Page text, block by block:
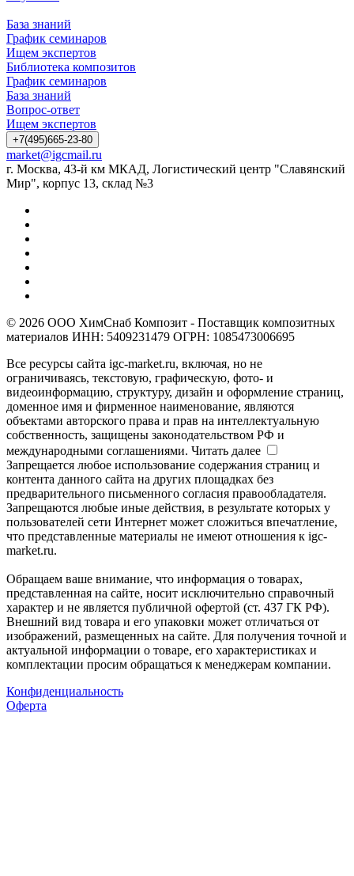
База знаний
График семинаров
Ищем экспертов
Библиотека композитов
График семинаров
База знаний
Вопрос-ответ
Ищем экспертов
+7(495)665-23-80
market@igcmail.ru
г. Москва, 43-й км МКАД, Логистический центр "Славянский
Мир", корпус 13, склад №3
© 2026 ООО ХимСнаб Композит - Поставщик композитных
материалов ИНН: 5409231479 ОГРН: 1085473006695
Все ресурсы сайта igc-market.ru, включая, но не
ограничиваясь, текстовую, графическую, фото- и
видеоинформацию, структуру, дизайн и оформление страниц,
доменное имя и фирменное наименование, являются
объектами авторского права и прав на интеллектуальную
собственность, защищены законодательством РФ и
международными соглашениями. Читать далее
Запрещается любое использование содержания страниц и
контента данного сайта на других площадках без
предварительного письменного согласия правообладателя.
Запрещаются любые иные действия, в результате которых у
пользователей сети Интернет может сложиться впечатление,
что представленные материалы не имеют отношения к igc-
market.ru.
Обращаем ваше внимание, что информация о товарах,
представленная на сайте, носит исключительно справочный
характер и не является публичной офертой (ст. 437 ГК РФ).
Внешний вид товара и его упаковки может отличаться от
изображений, размещенных на сайте. Для получения точной и
актуальной информации о товаре, его характеристиках и
комплектации просим обращаться к менеджерам компании.
Конфиденциальность
Оферта